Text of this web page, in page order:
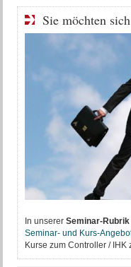
Sie möchten
In unserer Seminar-Rubrik
Seminar- und Kurs-
Kurse zum Controller / IHK